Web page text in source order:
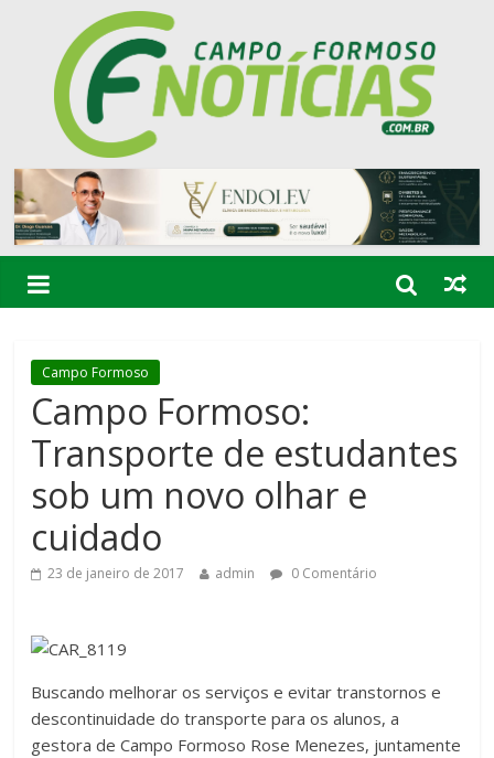
Campo Formoso
Campo Formoso:
Transporte de estudantes
sob um novo olhar e
cuidado
23 de janeiro de 2017 admin 0 Comentário
Buscando melhorar os serviços e evitar transtornos e
descontinuidade do transporte para os alunos, a
gestora de Campo Formoso Rose Menezes, juntamente